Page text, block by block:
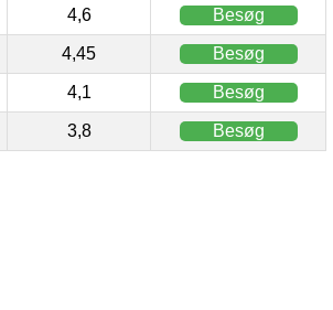
4,6 Besøg
4,45 Besøg
4,1 Besøg
3,8 Besøg